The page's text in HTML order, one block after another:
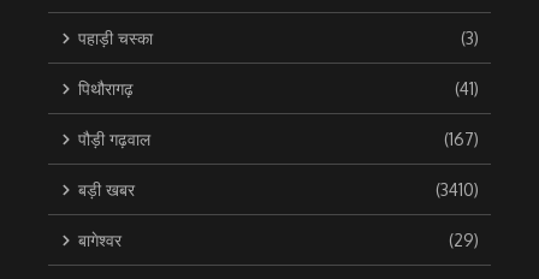
पहाड़ी चस्का (3)
पिथौरागढ़ (41)
पौड़ी गढ़वाल (167)
बड़ी खबर (3410)
बागेश्वर (29)